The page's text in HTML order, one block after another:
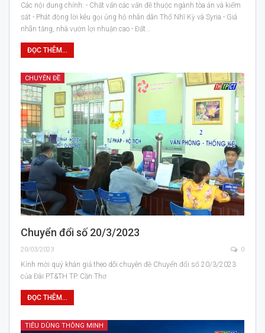
Các nội dung chính: - Chất vấn các vấn đề thuộc ngành tòa án và kiểm
sát - Phát động lời kêu gọi ủng hộ nhân dân Thổ Nhĩ Kỳ và Syria - Giá
nhãn tăng, nhà vườn lợi nhuận cao - Đất…
ĐỌC THÊM...
CHUYÊN ĐỀ
Chuyển đổi số 20/3/2023
20/03/2023 0
Kính mời quý khán giả theo dõi chuyên đề Chuyển đổi số 20/3/2023
của Đài PT&TH TP. Cần Thơ
ĐỌC THÊM...
TIÊU DÙNG THÔNG MINH